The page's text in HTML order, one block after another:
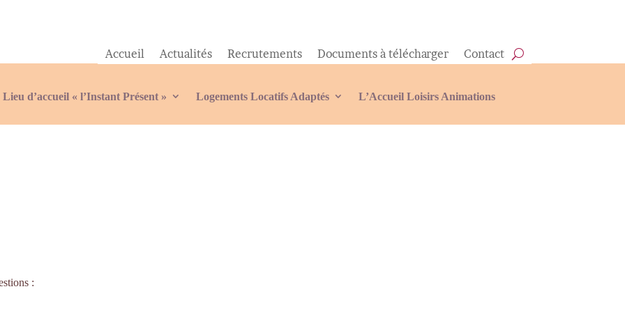
Accueil Actualités Recrutements Documents à télécharger Contact
Lieu d’accueil « l’Instant Présent » Logements Locatifs Adaptés L’Accueil Loisirs Animations
: